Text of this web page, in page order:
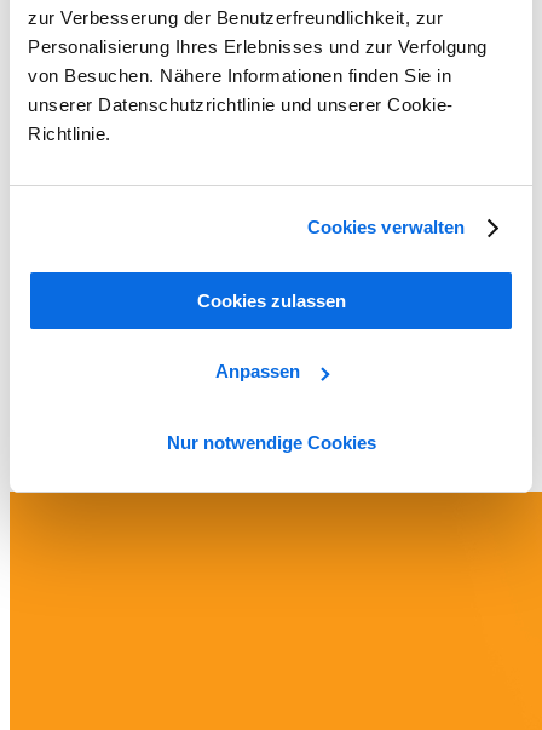
zur Verbesserung der Benutzerfreundlichkeit, zur
Personalisierung Ihres Erlebnisses und zur Verfolgung
von Besuchen. Nähere Informationen finden Sie in
unserer Datenschutzrichtlinie und unserer Cookie-
Richtlinie.
Cookies verwalten
Cookies zulassen
Anpassen
Nur notwendige Cookies